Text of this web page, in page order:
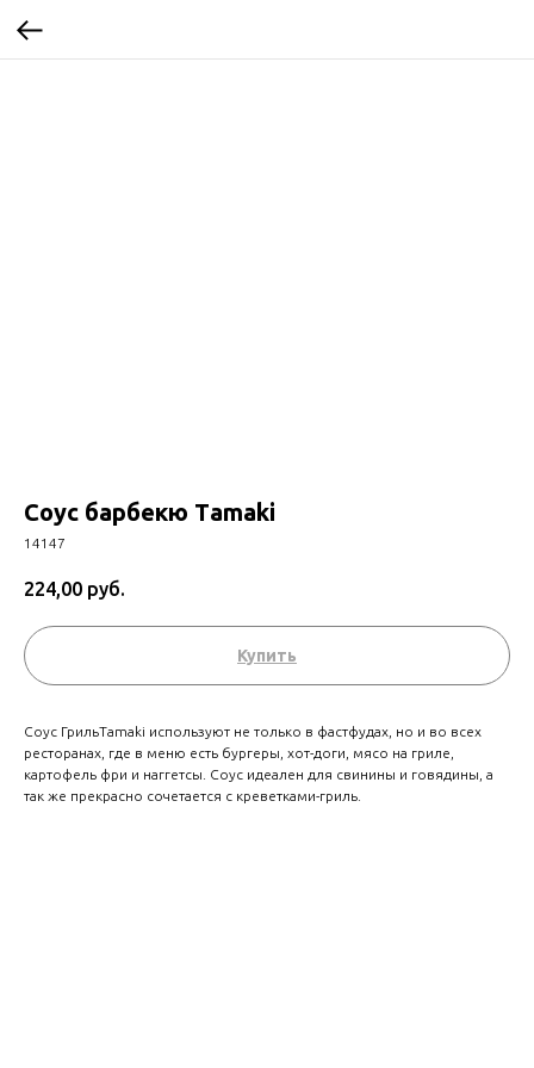
Соус барбекю Тamaki
14147
224,00 руб.
Купить
Cоус ГрильTamaki используют не только в фастфудах, но и во всех
ресторанах, где в меню есть бургеры, хот-доги, мясо на гриле,
картофель фри и наггетсы. Соус идеален для свинины и говядины, а
так же прекрасно сочетается с креветками-гриль.